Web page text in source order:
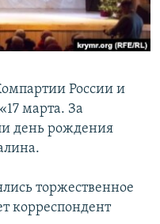
России и
марта. За
день рождения
торжественное
корреспондент